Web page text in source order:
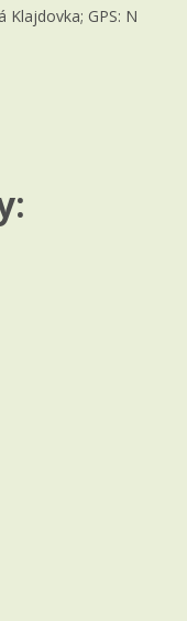
Klajdovka; GPS: N